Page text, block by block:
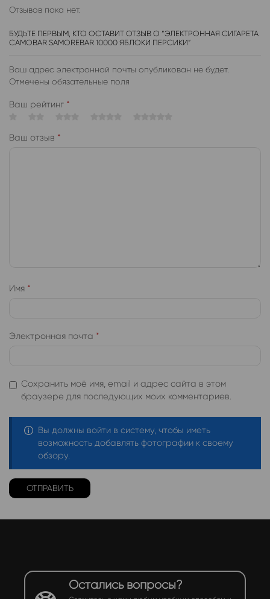
Отзывов пока нет.
БУДЬТЕ ПЕРВЫМ, КТО ОСТАВИТ ОТЗЫВ О “ЭЛЕКТРОННАЯ СИГАРЕТА
CAMOBAR SAMOREBAR 10000 ЯБЛОКИ ПЕРСИКИ”
Ваш адрес электронной почты опубликован не будет.
Отмечены обязательные поля
Ваш рейтинг *
Ваш отзыв *
Имя *
Электронная почта *
Сохранить моё имя, email и адрес сайта в этом
браузере для последующих моих комментариев.
Вы должны войти в систему, чтобы иметь
возможность добавлять фотографии к своему
обзору.
Остались вопросы?